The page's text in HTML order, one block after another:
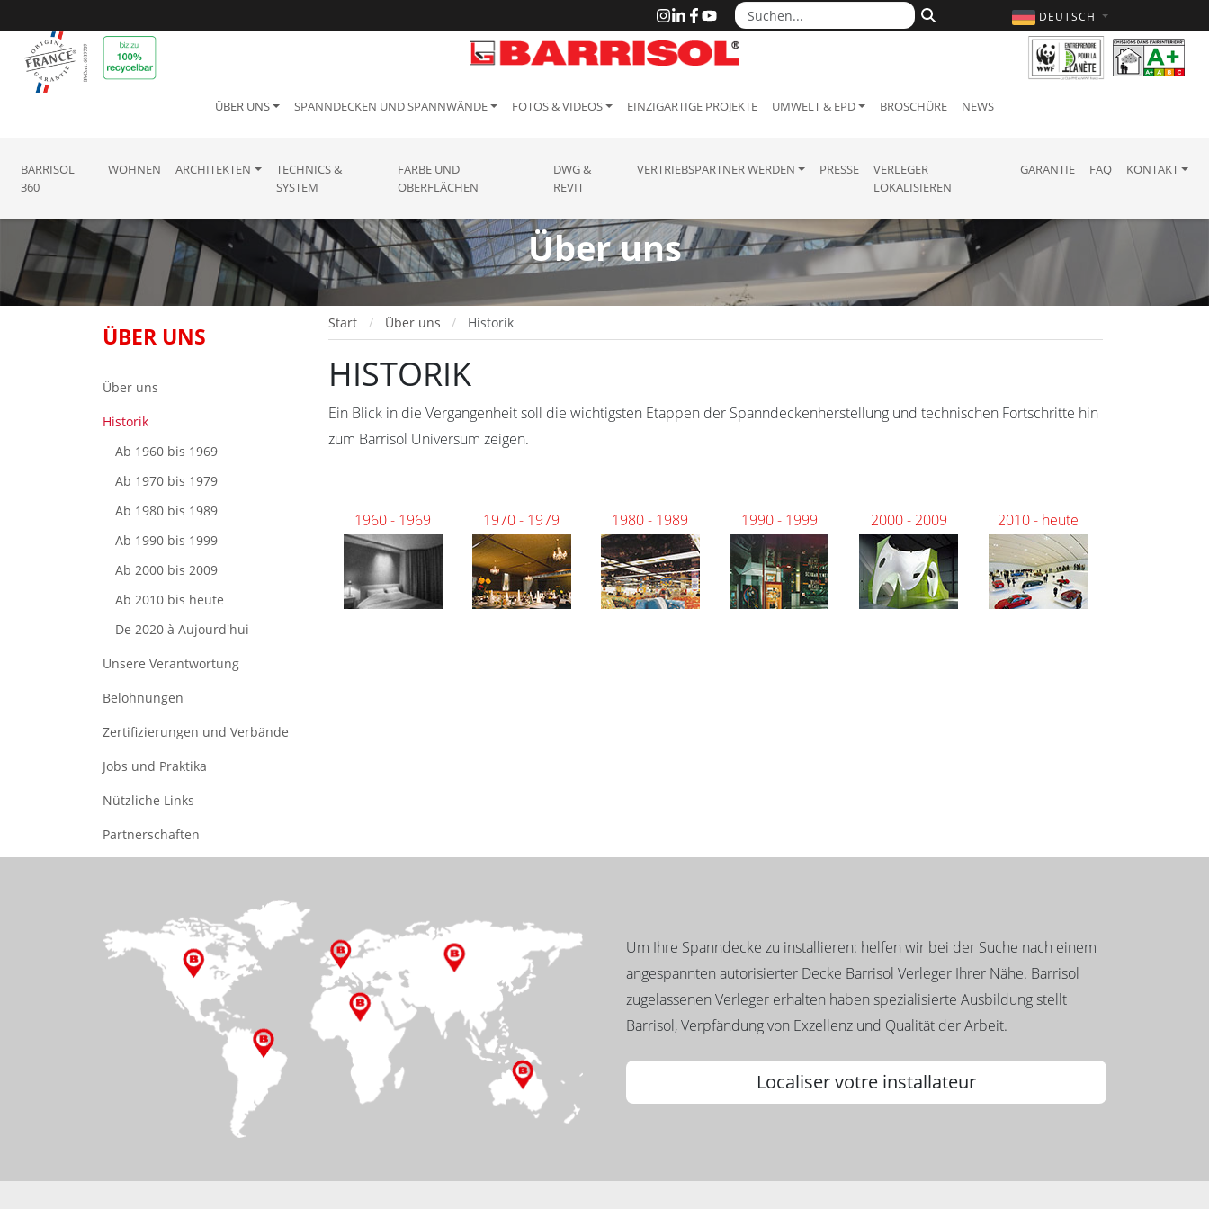
DEUTSCH
ÜBER UNS SPANNDECKEN UND SPANNWÄNDE FOTOS & VIDEOS EINZIGARTIGE PROJEKTE UMWELT & EPD BROSCHÜRE NEWS
BARRISOL
360
WOHNEN ARCHITEKTEN
TECHNICS &
SYSTEM
FARBE UND
OBERFLÄCHEN
DWG &
REVIT
VERTRIEBSPARTNER WERDEN PRESSE
VERLEGER
LOKALISIEREN
GARANTIE FAQ KONTAKT
Über uns
ÜBER UNS
Über uns
Historik
Ab 1960 bis 1969
Ab 1970 bis 1979
Ab 1980 bis 1989
Ab 1990 bis 1999
Ab 2000 bis 2009
Ab 2010 bis heute
De 2020 à Aujourd'hui
Unsere Verantwortung
Belohnungen
Zertifizierungen und Verbände
Jobs und Praktika
Nützliche Links
Partnerschaften
Start Über uns Historik
HISTORIK
Ein Blick in die Vergangenheit soll die wichtigsten Etappen der Spanndeckenherstellung und technischen Fortschritte hin
zum Barrisol Universum zeigen.
1960 - 1969 1970 - 1979 1980 - 1989 1990 - 1999 2000 - 2009 2010 - heute
Um Ihre Spanndecke zu installieren: helfen wir bei der Suche nach einem
angespannten autorisierter Decke Barrisol Verleger Ihrer Nähe. Barrisol
zugelassenen Verleger erhalten haben spezialisierte Ausbildung stellt
Barrisol, Verpfändung von Exzellenz und Qualität der Arbeit.
Localiser votre installateur